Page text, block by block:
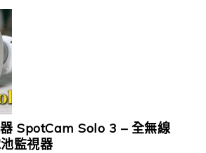
SpotCam Solo 3 – 全無線
監視器